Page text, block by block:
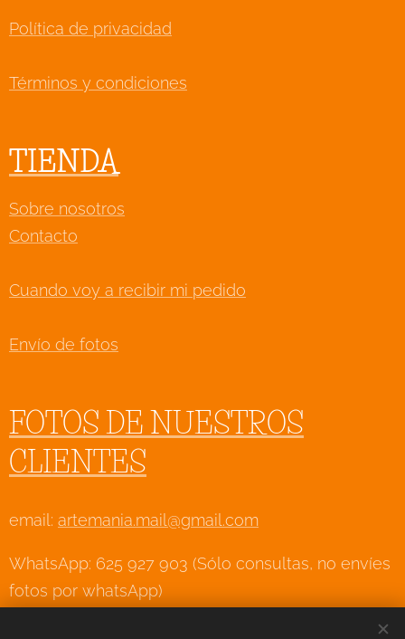
Política de privacidad
Términos y condiciones
TIENDA
Sobre nosotros
Contacto
Cuando voy a recibir mi pedido
Envío de fotos
FOTOS DE NUESTROS
CLIENTES
email: artemania.mail@gmail.com
WhatsApp: 625 927 903 (Sólo consultas, no envíes
fotos por whatsApp)